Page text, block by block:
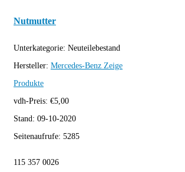
Nutmutter
Unterkategorie: Neuteilebestand
Hersteller: Mercedes-Benz Zeige
Produkte
vdh-Preis: €5,00
Stand: 09-10-2020
Seitenaufrufe: 5285
115 357 0026